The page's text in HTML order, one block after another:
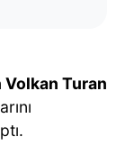
Volkan Turan